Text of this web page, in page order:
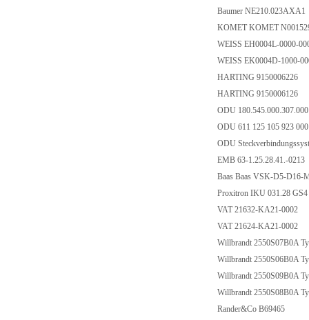
Baumer NE210.023AXA1
KOMET KOMET
WEISS EH0004L-0000-
WEISS EK0004D-1000-
HARTING 9150006226
HARTING 9150006126
ODU
ODU 611 125 105 923
ODU
EMB 63-1.25.28.41.-0213
Baas Baas VSK-D5-D16-
Proxitron IKU 031.28
VAT 21632-KA21-0002
VAT 21624-KA21-0002
Willbrandt 2550S07B0A
Willbrandt 2550S06B0A
Willbrandt 2550S09B0A
Willbrandt 2550S08B0A
Rander&Co B69465